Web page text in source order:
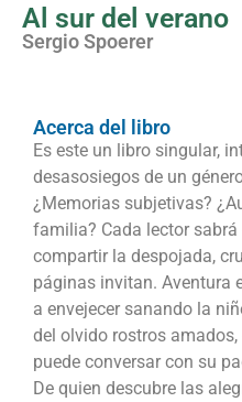
Al sur del verano
Sergio Spoerer
Acerca del libro
Es este un libro singular,
desasosiegos de un
¿Memorias subjetivas?
familia? Cada lector
compartir la despojada,
páginas invitan. Aventura
a envejecer sanando la
del olvido rostros
puede conversar con su
De quien descubre las